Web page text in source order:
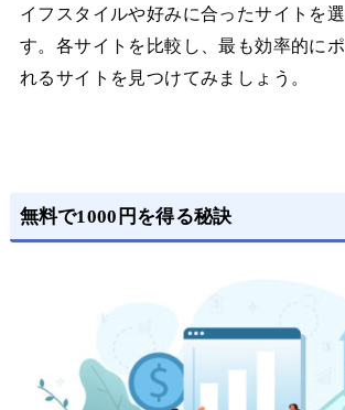
イフスタイルや好みに合ったサイトを
す。各サイトを比較し、最も効率的に
れるサイトを見つけてみましょう。
無料で1000円を得る秘訣